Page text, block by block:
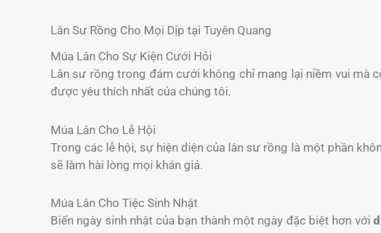
Lân Sư Rồng Cho Mọi Dịp tại Tuyên Quang
Múa Lân Cho Sự Kiện Cưới Hỏi
Lân sư rồng trong đám cưới không chỉ mang lại niềm vui mà
được yêu thích nhất của chúng tôi.
Múa Lân Cho Lễ Hội
Trong các lễ hội, sự hiện diện của lân sư rồng là một phần
sẽ làm hài lòng mọi khán giả.
Múa Lân Cho Tiệc Sinh Nhật
Biến ngày sinh nhật của bạn thành một ngày đặc biệt hơn với